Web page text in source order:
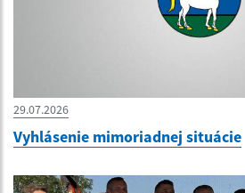
29.07.2026
Vyhlásenie mimoriadnej situácie